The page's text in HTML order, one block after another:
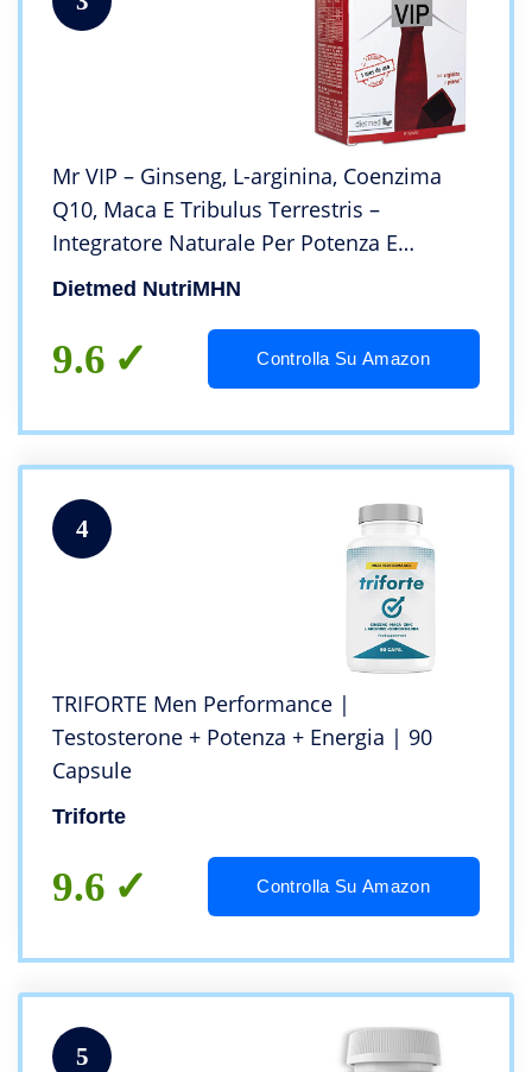
Mr VIP – Ginseng, L-arginina, Coenzima
Q10, Maca E Tribulus Terrestris –
Integratore Naturale Per Potenza E
Resistenza – 60 Capsule Per 1 Mese Di
Dietmed NutriMHN
9.6 Controlla Su Amazon
4
TRIFORTE Men Performance |
Testosterone + Potenza + Energia | 90
Capsule
Triforte
9.6 Controlla Su Amazon
5